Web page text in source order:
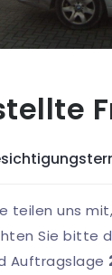
teilen uns
Sie bitte
Auftragslage